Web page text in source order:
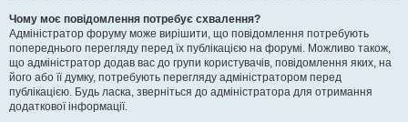
Чому моє повідомлення потребує схвалення?
Адміністратор форуму може вирішити, що повідомлення потребують
попереднього перегляду перед їх публікацією на форумі. Можливо також,
що адміністратор додав вас до групи користувачів, повідомлення яких, на
його або її думку, потребують перегляду адміністратором перед
публікацією. Будь ласка, зверніться до адміністратора для отримання
додаткової інформації.